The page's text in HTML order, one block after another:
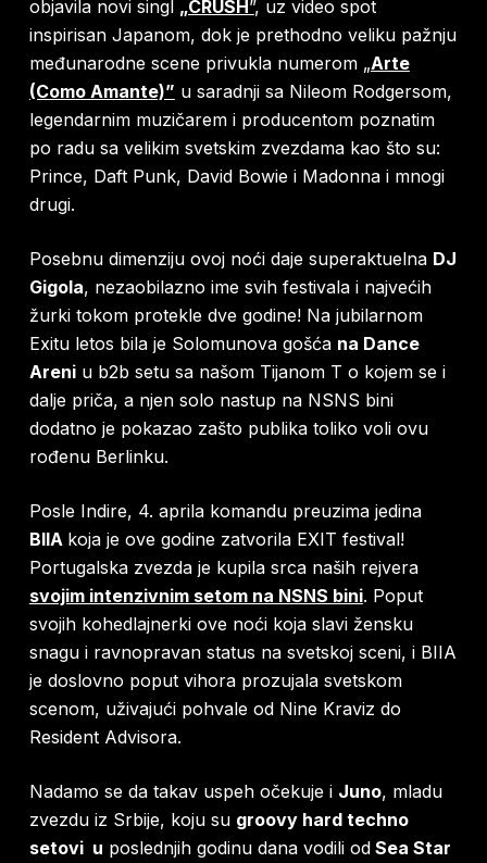
objavila novi singl „CRUSH ”, uz video spot
inspirisan Japanom, dok je prethodno veliku pažnju
međunarodne scene privukla numerom „Arte
(Como Amante)” u saradnji sa Nileom Rodgersom,
legendarnim muzičarem i producentom poznatim
po radu sa velikim svetskim zvezdama kao što su:
Prince, Daft Punk, David Bowie i Madonna i mnogi
drugi.
Posebnu dimenziju ovoj noći daje superaktuelna DJ
Gigola, nezaobilazno ime svih festivala i najvećih
žurki tokom protekle dve godine! Na jubilarnom
Exitu letos bila je Solomunova gošća na Dance
Areniu b2b setu sa našom Tijanom T o kojem se i
dalje priča, a njen solo nastup na NSNS bini
dodatno je pokazao zašto publika toliko voli ovu
rođenu Berlinku.
Posle Indire, 4. aprila komandu preuzima jedina
BIIA koja je ove godine zatvorila EXIT festival!
Portugalska zvezda je kupila srca naših rejvera
svojim intenzivnim setom na NSNS bini. Poput
svojih kohedlajnerki ove noći koja slavi žensku
snagu i ravnopravan status na svetskoj sceni, i BIIA
je doslovno poput vihora prozujala svetskom
scenom, uživajući pohvale od Nine Kraviz do
Resident Advisora.
Nadamo se da takav uspeh očekuje i Juno, mladu
zvezdu iz Srbije, koju su groovy hard techno
setovi u poslednjih godinu dana vodili odSea Star